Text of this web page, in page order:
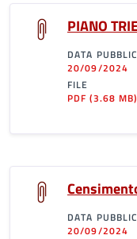
PIANO
DATA
20/09/2024
FILE
PDF(3.68 MB)
DATA
20/09/2024